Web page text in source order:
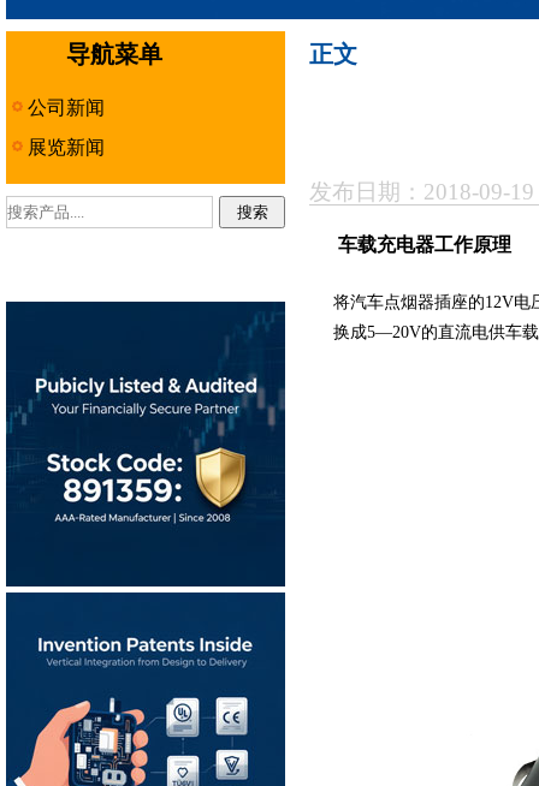
导航菜单
公司新闻
展览新闻
正文
发布日期：2018-09-
车载充电器工作原理
将汽车点烟器插座的12V电
换成5—20V的直流电供车